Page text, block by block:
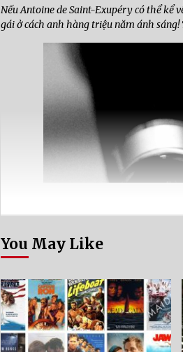
Nếu Antoine de Saint-Exupéry có thể kể
gái ở cách anh hàng triệu năm ánh
You May Like